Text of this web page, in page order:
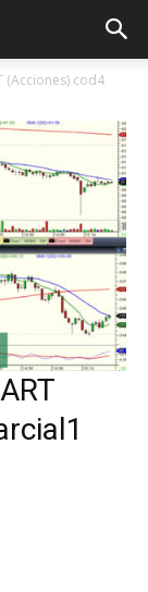
(Acciones) cod4